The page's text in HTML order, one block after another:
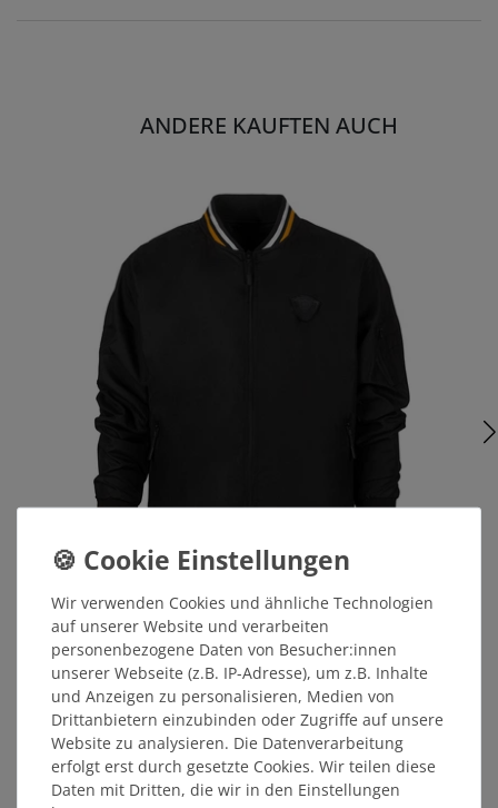
ANDERE KAUFTEN AUCH
Bomberjacke schwarz-gelb (light)
59,99 €
Wir verwenden Cookies und ähnliche Technologien
auf unserer Website und verarbeiten
personenbezogene Daten von Besucher:innen
unserer Webseite (z.B. IP-Adresse), um z.B. Inhalte
und Anzeigen zu personalisieren, Medien von
Drittanbietern einzubinden oder Zugriffe auf unsere
Website zu analysieren. Die Datenverarbeitung
erfolgt erst durch gesetzte Cookies. Wir teilen diese
Daten mit Dritten, die wir in den Einstellungen